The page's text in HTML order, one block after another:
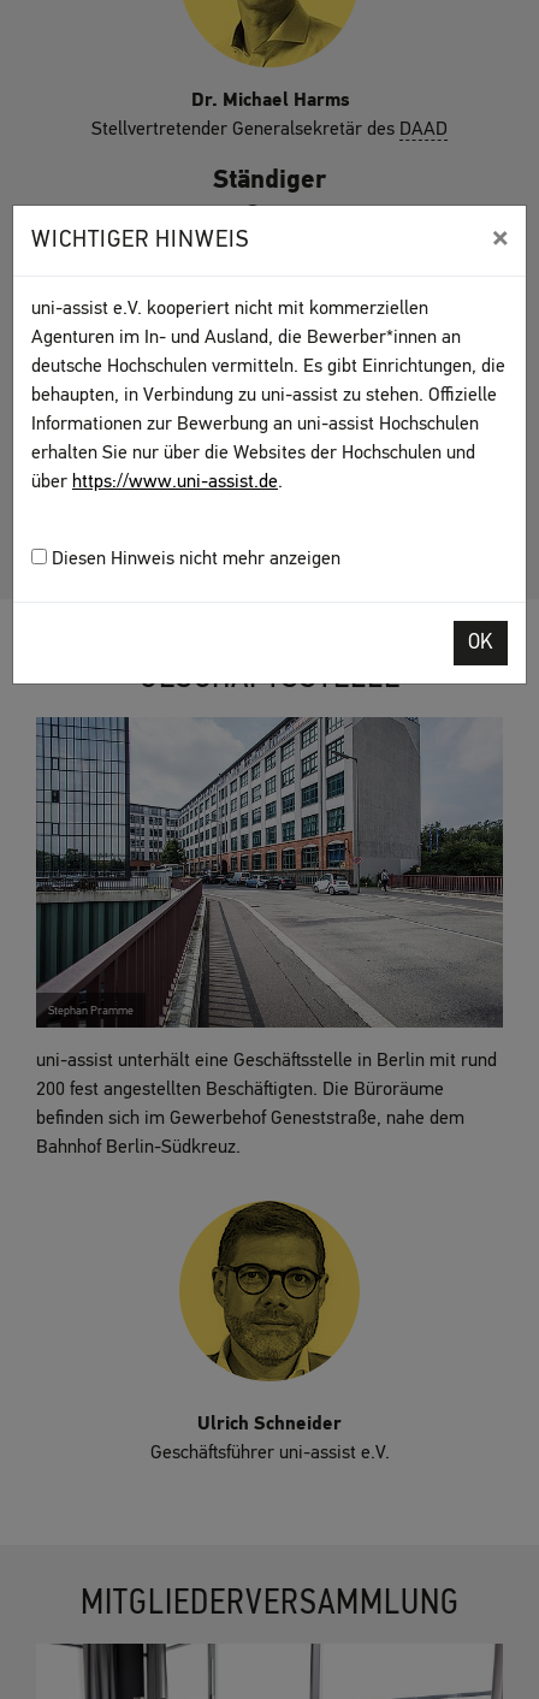
WICHTIGER HINWEIS ×
uni-assist e.V. kooperiert nicht mit kommerziellen
Agenturen im In- und Ausland, die Bewerber*innen an
deutsche Hochschulen vermitteln. Es gibt Einrichtungen, die
behaupten, in Verbindung zu uni-assist zu stehen. Offizielle
Informationen zur Bewerbung an uni-assist Hochschulen
erhalten Sie nur über die Websites der Hochschulen und
über https://www.uni-assist.de.
Diesen Hinweis nicht mehr anzeigen
OK
Dr. Michael Harms
Stellvertretender Generalsekretär des DAAD
Ständiger
Marijke Wahlers
GESCHÄFTSSTELLE
Stephan Pramme
uni-assist unterhält eine Geschäftsstelle in Berlin mit rund
200 fest angestellten Beschäftigten. Die Büroräume
befinden sich im Gewerbehof Geneststraße, nahe dem
Bahnhof Berlin-Südkreuz.
Ulrich Schneider
Geschäftsführer uni-assist e.V.
MITGLIEDERVERSAMMLUNG